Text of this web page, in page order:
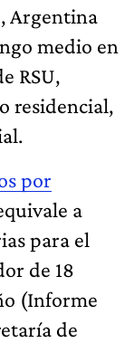
Argentina
medio en
RSU,
residencial,
por
a
para el
de 18
(Informe
de